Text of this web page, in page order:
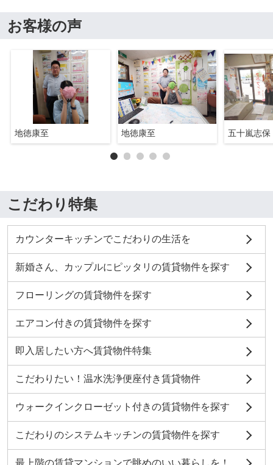
お客様の声
地徳康至 地徳康至 五十嵐志保
こだわり特集
カウンターキッチンでこだわりの生活を
新婚さん、カップルにピッタリの賃貸物件を探す
フローリングの賃貸物件を探す
エアコン付きの賃貸物件を探す
即入居したい方へ賃貸物件特集
こだわりたい！温水洗浄便座付き賃貸物件
ウォークインクローゼット付きの賃貸物件を探す
こだわりのシステムキッチンの賃貸物件を探す
最上階の賃貸マンションで眺めのいい暮らしを！